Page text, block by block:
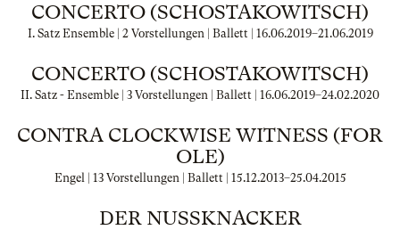
CONCERTO (SCHOSTAKOWITSCH)
I. Satz Ensemble | 2 Vorstellungen | Ballett | 16.06.2019–21.06.2019
CONCERTO (SCHOSTAKOWITSCH)
II. Satz - Ensemble | 3 Vorstellungen | Ballett | 16.06.2019–24.02.2020
CONTRA CLOCKWISE WITNESS (FOR
OLE)
Engel | 13 Vorstellungen | Ballett | 15.12.2013–25.04.2015
DER NUSSKNACKER